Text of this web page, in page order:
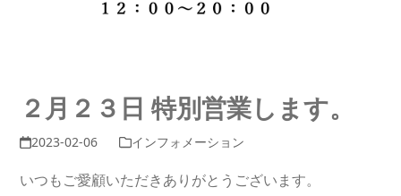
２月２３日 特別営業します。
2023-02-06 インフォメーション
いつもご愛顧いただきありがとうございます。